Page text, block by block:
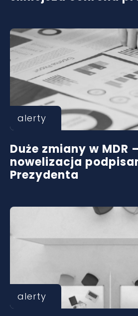
alerty
Duże zmiany w MDR –
nowelizacja
Prezydenta
alerty